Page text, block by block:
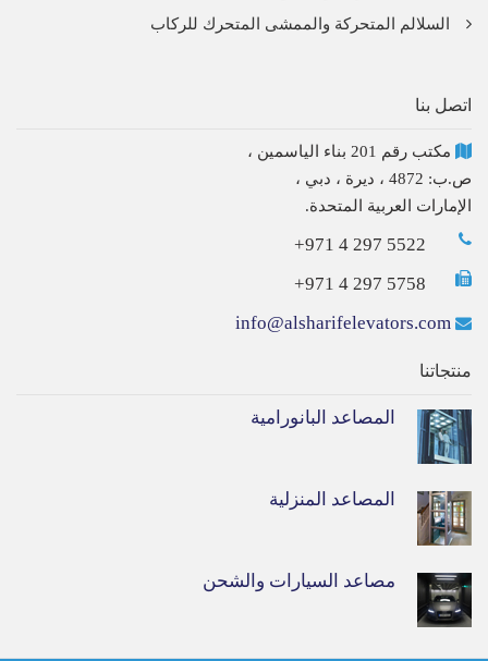
السلالم المتحركة والممشى المتحرك للركاب
اتصل بنا
مكتب رقم 201 بناء الياسمين ،
ص.ب: 4872 ، ديرة ، دبي ،
الإمارات العربية المتحدة.
+971 4 297 5522
+971 4 297 5758
info@alsharifelevators.com
منتجاتنا
المصاعد البانورامية
المصاعد المنزلية
مصاعد السيارات والشحن